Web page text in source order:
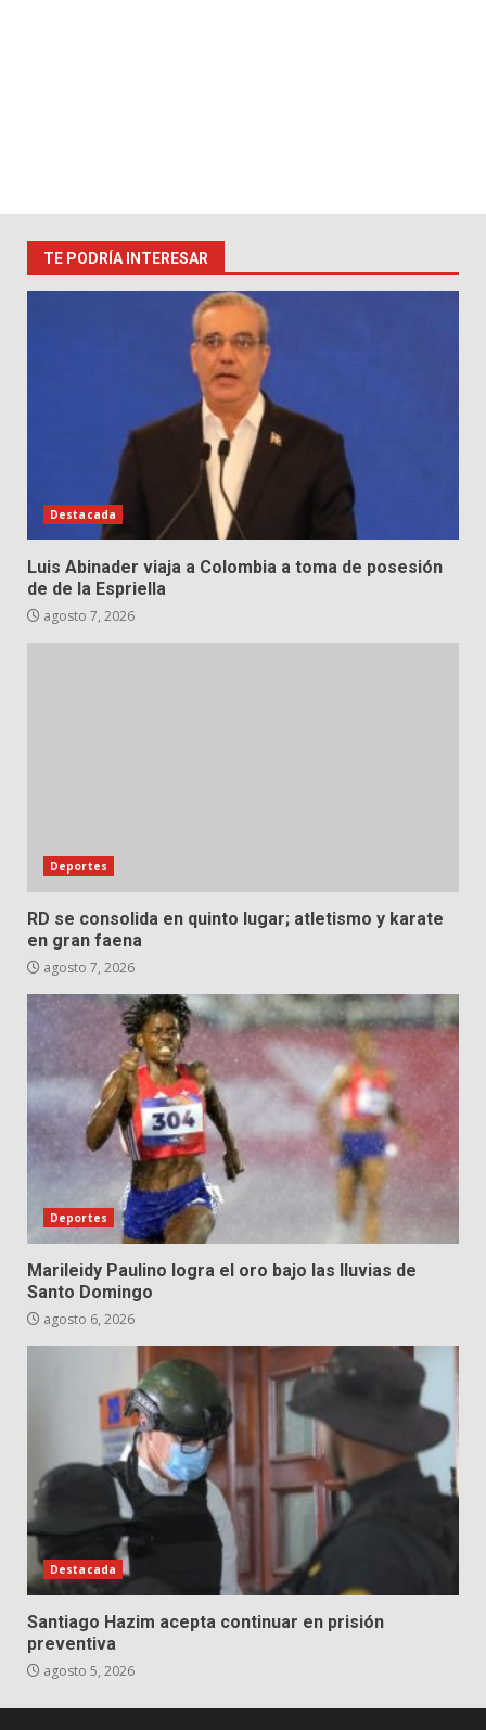
TE PODRÍA INTERESAR
Destacada
Luis Abinader viaja a Colombia a toma de posesión
de de la Espriella
agosto 7, 2026
Deportes
RD se consolida en quinto lugar; atletismo y karate
en gran faena
agosto 7, 2026
Deportes
Marileidy Paulino logra el oro bajo las lluvias de
Santo Domingo
agosto 6, 2026
Destacada
Santiago Hazim acepta continuar en prisión
preventiva
agosto 5, 2026